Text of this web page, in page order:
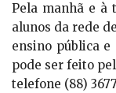
Pela manhã e à
alunos da rede de
ensino pública
pode ser feito
telefone (88)